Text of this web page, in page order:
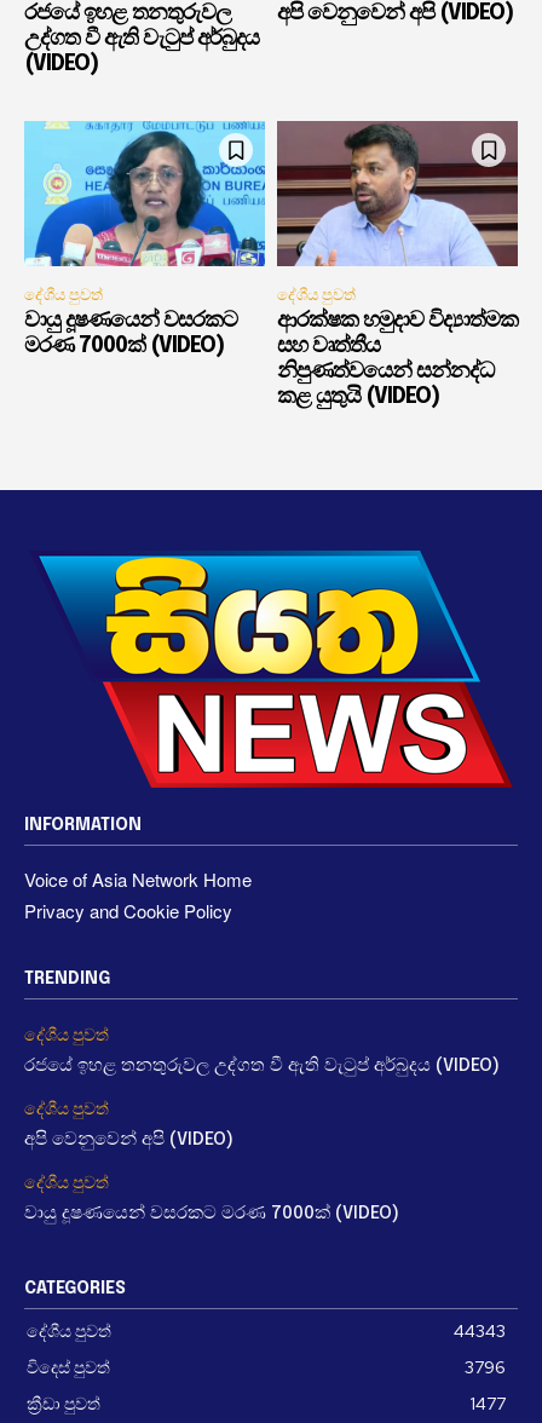
රජයේ ඉහළ තනතුරුවල
උද්ගත වී ඇති වැටුප් අර්බුදය
(VIDEO)
අපි වෙනුවෙන් අපි (VIDEO)
දේශීය පුවත්
වායු දූෂණයෙන් වසරකට
මරණ 7000ක් (VIDEO)
දේශීය පුවත්
ආරක්ෂක හමුදාව විද්‍යාත්මක
සහ වෘත්තීය
නිපුණත්වයෙන් සන්නද්ධ
කළ යුතුයි (VIDEO)
INFORMATION
Voice of Asia Network Home
Privacy and Cookie Policy
TRENDING
දේශීය පුවත්
රජයේ ඉහළ තනතුරුවල උද්ගත වී ඇති වැටුප් අර්බුදය (VIDEO)
දේශීය පුවත්
අපි වෙනුවෙන් අපි (VIDEO)
දේශීය පුවත්
වායු දූෂණයෙන් වසරකට මරණ 7000ක් (VIDEO)
CATEGORIES
දේශීය පුවත්
44343
විදෙස් පුවත්
3796
ක්‍රීඩා පුවත්
1477